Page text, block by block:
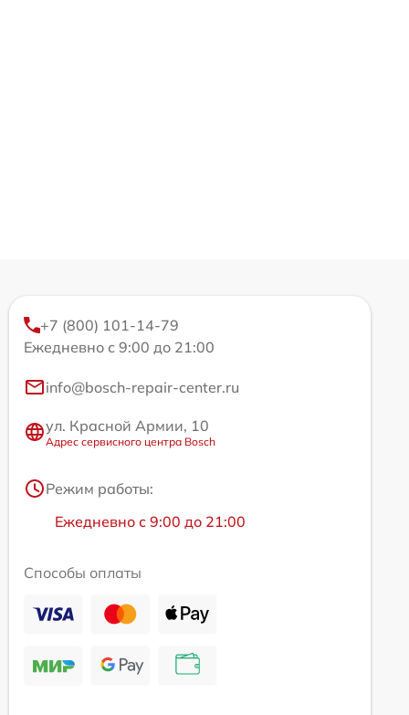
+7 (800) 101-14-79
Ежедневно с 9:00 до 21:00
info@bosch-repair-center.ru
ул. Красной Армии, 10
Адрес сервисного центра Bosch
Режим работы:
Ежедневно с 9:00 до 21:00
Способы оплаты